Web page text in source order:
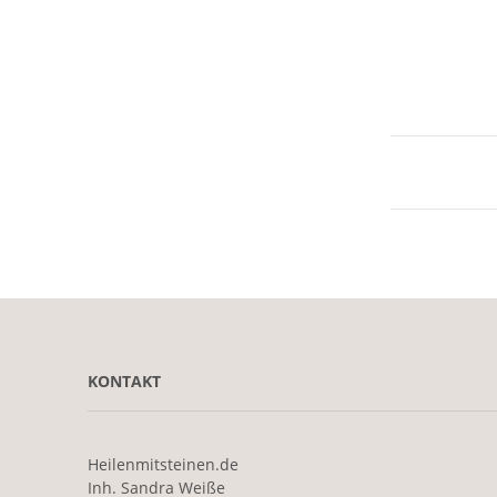
KONTAKT
Heilenmitsteinen.de
Inh. Sandra Weiße